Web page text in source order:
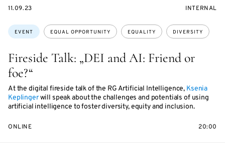
Fireside Talk: „DEI and AI: Friend or
foe?“
At the digital fireside talk of the RG Artificial Intelligence, Ksenia
Keplingerwill speak about the challenges and potentials of using
artificial intelligence to foster diversity, equity and inclusion.
Topics:
EVENT EQUAL OPPORTUNITY EQUALITY DIVERSITY
STARTS
11.09.23
EVENT
INTERNAL
ONLINE 20:00